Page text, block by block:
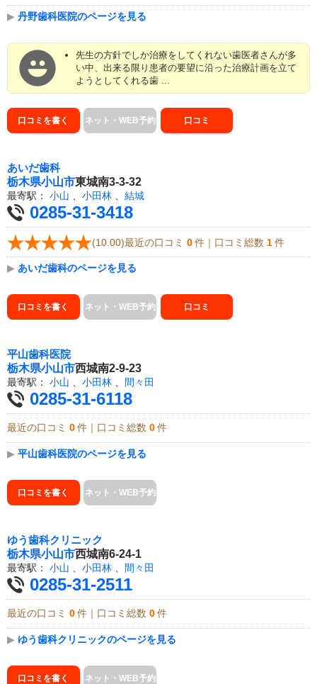
▶ 丹野歯科医院のページを見る
先生の方針でしか治療をしてくれない歯医者さんが多
い中、出来る限り患者の要望に沿った治療計画を立て
ようとしてくれる歯 ...
口コミを書く ネット・WEB予約 口コミ
あいだ歯科
栃木県小山市東城南3-3-32
最寄駅： 小山 、 小田林 、 結城
0285-31-3418
(10.00)最近の口コミ 0 件｜口コミ総数 1 件
▶ あいだ歯科のページを見る
口コミを書く ネット・WEB予約 口コミ
平山歯科医院
栃木県小山市西城南2-9-23
最寄駅： 小山 小田林 間々田
0285-31-6118
最近の口コミ 0 件｜口コミ総数 0 件
▶ 平山歯科医院のページを見る
口コミを書く ネット・WEB予約
ゆう歯科クリニック
栃木県小山市西城南6-24-1
最寄駅： 小山 小田林 間々田
0285-31-2511
最近の口コミ 0 件｜口コミ総数 0 件
▶ ゆう歯科クリニックのページを見る
口コミを書く ネット・WEB予約